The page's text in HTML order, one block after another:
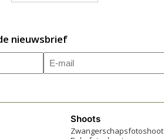
nieuwsbrief
E-
mailadres(Vereist)
Shoots
Zwangerschapsfotoshoot